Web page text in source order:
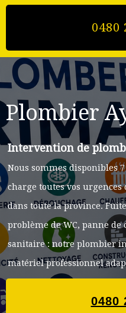
0480
Plombier
Intervention de
Nous sommes disponibles
charge toutes vos
dans toute la province.
problème de WC, panne
sanitaire : notre plombier
matériel professionnel
0480